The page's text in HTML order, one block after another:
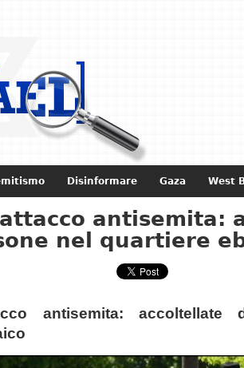
Disinformare Gaza West
Storia di Israeleantisemita:
nel quartiere
antisemita: accoltellate